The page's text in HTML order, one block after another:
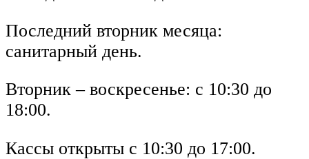
Последний вторник месяца:
санитарный день.
Вторник – воскресенье: с 10:30 до
18:00.
Кассы открыты с 10:30 до 17:00.